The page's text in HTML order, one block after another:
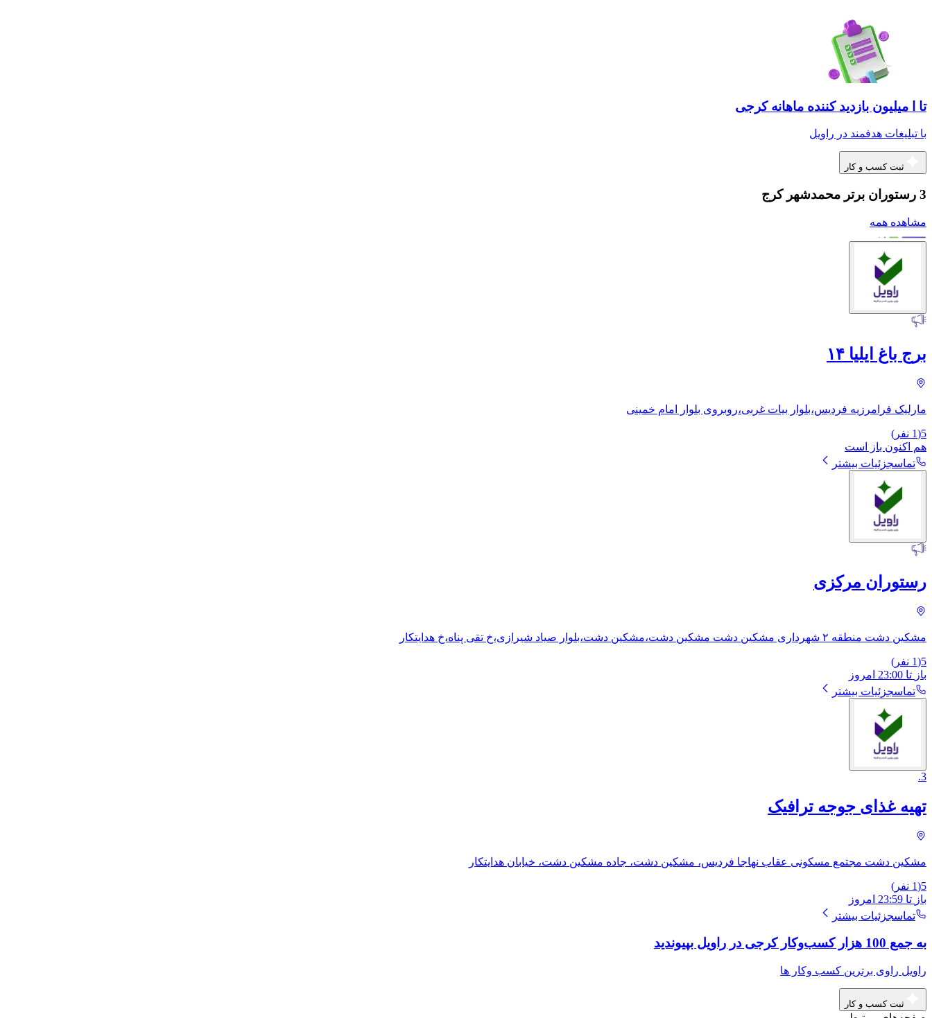
تا ا میلیون بازدید کننده ماهانه کرجی
با تبلیغات هدفمند در راویل
ثبت کسب و کار
3 رستوران برتر محمدشهر کرج
مشاهده همه
برج باغ ایلیا ۱۴
مارلیک فرامرزیه فردیس،بلوار بیات غربی،روبروی بلوار امام خمینی
5
(
1 نفر)
هم اکنون باز است
تماسجزئیات بیشتر
رستوران مرکزی
مشکین دشت منطقه ۲ شهرداری مشکین دشت مشکین دشت،مشکین دشت،بلوار صیاد شیرازی،خ تقی پناه،خ هدایتکار
5
(
1 نفر)
باز تا 23:00 امروز
تماسجزئیات بیشتر
3
.
تهیه غذای جوجه ترافیک
مشکین دشت مجتمع مسکونی عقاب نهاجا فردیس، مشکین دشت، جاده مشکین دشت، خیابان هدایتکار
5
(
1 نفر)
باز تا 23:59 امروز
تماسجزئیات بیشتر
به جمع 100 هزار کسب‌وکار کرجی در راویل بپیوندید
راویل راوی برترین کسب وکار ها
ثبت کسب و کار